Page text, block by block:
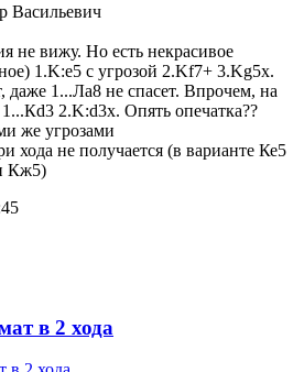
Васильевич
не вижу. Но есть некрасивое
1.K:e5 c угрозой 2.Kf7+ 3.Kg5x.
даже 1...Лa8 не спасет. Впрочем, на
2.K:d3x. Опять опечатка??
же угрозами
хода не получается (в варианте Ке5
Кж5)
в 2 хода